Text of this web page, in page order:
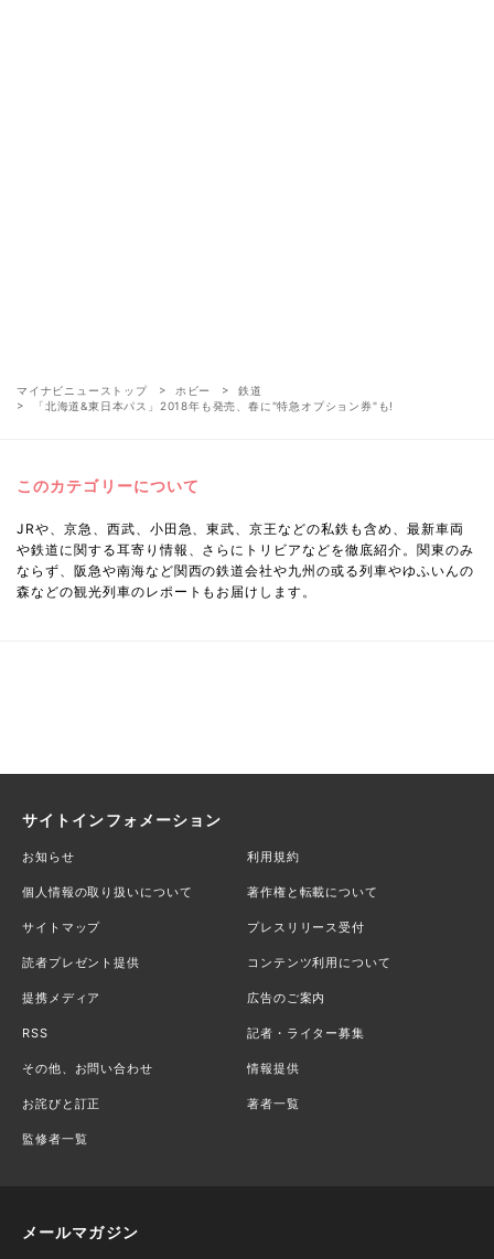
マイナビニューストップ ホビー
鉄道
「北海道&東日本パス」2018年も発売、春に"特急オプション券"も!
このカテゴリーについて
JRや、京急、西武、小田急、東武、京王などの私鉄も含め、最新車両
や鉄道に関する耳寄り情報、さらにトリビアなどを徹底紹介。関東のみ
ならず、阪急や南海など関西の鉄道会社や九州の或る列車やゆふいんの
森などの観光列車のレポートもお届けします。
サイトインフォメーション
お知らせ 利用規約
個人情報の取り扱いについて 著作権と転載について
サイトマップ プレスリリース受付
読者プレゼント提供 コンテンツ利用について
提携メディア 広告のご案内
RSS 記者・ライター募集
その他、お問い合わせ 情報提供
お詫びと訂正 著者一覧
監修者一覧
メールマガジン